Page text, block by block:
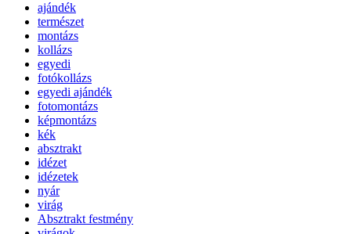
ajándék
természet
montázs
kollázs
egyedi
fotókollázs
egyedi ajándék
fotomontázs
képmontázs
kék
absztrakt
idézet
idézetek
nyár
virág
Absztrakt festmény